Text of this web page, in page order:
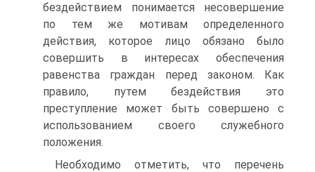
бездействием понимается несовершение
по тем же мотивам определенного
действия, которое лицо обязано было
совершить в интересах обеспечения
равенства граждан перед законом. Как
правило, путем бездействия это
преступление может быть совершено с
использованием своего служебного
положения.
Необходимо отметить, что перечень